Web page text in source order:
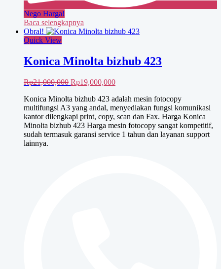
Nego Harga!
Baca selengkapnya
Obral!
Quick View
Konica Minolta bizhub 423
Rp21,000,000 Harga
adalah:
Rp21,000,000.
Rp19,000,000Harga
ini
adalah:
Rp19,000,000.
Konica Minolta bizhub 423 adalah mesin fotocopy
multifungsi A3 yang andal, menyediakan fungsi komunikasi
kantor dilengkapi print, copy, scan dan Fax. Harga Konica
Minolta bizhub 423 Harga mesin fotocopy sangat kompetitif,
sudah termasuk garansi service 1 tahun dan layanan support
lainnya.